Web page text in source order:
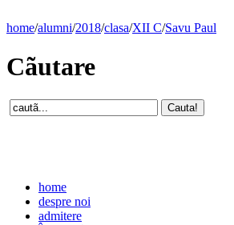
home/alumni/2018/clasa/XII C/Savu Paul
Cãutare
home
despre noi
admitere